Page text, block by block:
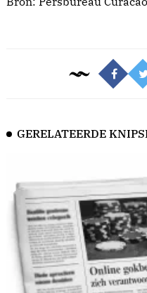
GERELATEERDE